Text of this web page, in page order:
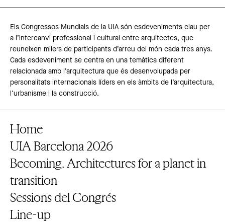
Els Congressos Mundials de la UIA són esdeveniments clau per
a l’intercanvi professional i cultural entre arquitectes, que
reuneixen milers de participants d’arreu del món cada tres anys.
Cada esdeveniment se centra en una temàtica diferent
relacionada amb l’arquitectura que és desenvolupada per
personalitats internacionals líders en els àmbits de l’arquitectura,
l’urbanisme i la construcció.
Home
UIA Barcelona 2026
Becoming. Architectures for a planet in
transition
Sessions del Congrés
Line-up